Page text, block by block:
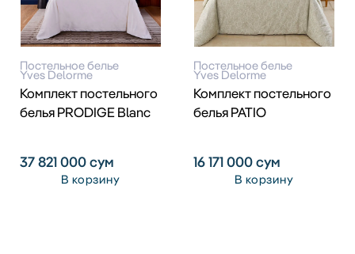
Постельное белье
Yves Delorme
Комплект постельного
белья PRODIGE Blanc
37 821 000сум
В корзину
Постельное белье
Yves Delorme
Комплект постельного
белья PATIO
16 171 000сум
В корзину